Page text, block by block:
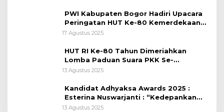
PWI Kabupaten Bogor Hadiri Upacara
Peringatan HUT Ke-80 Kemerdekaan
RI, di Lapangan Tegar Beriman
17 Agustus 2025
HUT RI Ke-80 Tahun Dimeriahkan
Lomba Paduan Suara PKK Se-
Kabupaten Bogor
13 Agustus 2025
Kandidat Adhyaksa Awards 2025 :
Esterina Nuswarjanti : “Kedepankan
Keadilan Restoratif Wujudkan
13 Agustus 2025